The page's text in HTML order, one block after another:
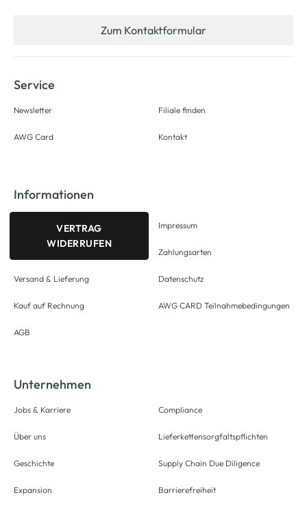
Zum Kontaktformular
Service
Newsletter
AWG Card
Filiale finden
Kontakt
Informationen
VERTRAG
WIDERRUFEN
Versand & Lieferung
Kauf auf Rechnung
AGB
Impressum
Zahlungsarten
Datenschutz
AWG CARD Teilnahmebedingungen
Unternehmen
Jobs & Karriere
Über uns
Geschichte
Expansion
Compliance
Lieferkettensorgfaltspflichten
Supply Chain Due Diligence
Barrierefreiheit